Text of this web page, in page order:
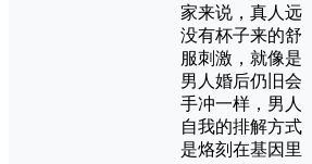
家来说，真人远
没有杯子来的舒
服刺激，就像是
男人婚后仍旧会
手冲一样，男人
自我的排解方式
是烙刻在基因里